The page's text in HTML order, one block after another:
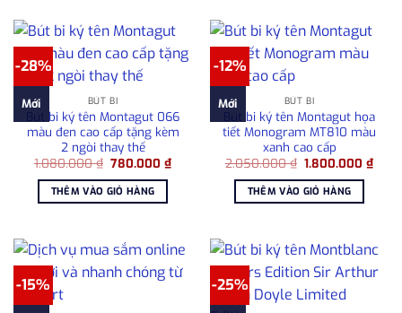
-28%
Mới BÚT BI
Bút bi ký tên Montagut 066
màu đen cao cấp tặng kèm
2 ngòi thay thế
1.080.000₫ Giá
là:
1.080.000 ₫.
780.000₫Giá
THÊM VÀO GIỎ HÀNG
-12%
Mới BÚT BI
Bút bi ký tên Montagut họa
tiết Monogram MT810 màu
xanh cao cấp
2.050.000₫ Giá
là:
2.050.000 ₫.
1.800.000₫Giá
THÊM VÀO GIỎ HÀNG
-15% -25%